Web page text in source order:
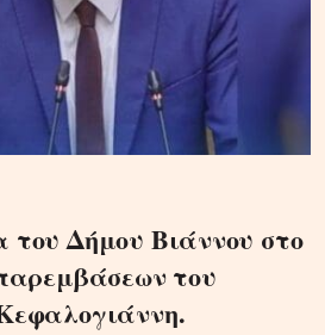
Δήμου Βιάννου στο
του